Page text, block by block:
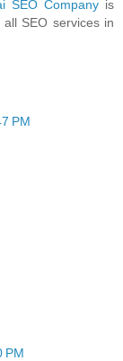
SEO Companyis
SEO services in
PM
PM